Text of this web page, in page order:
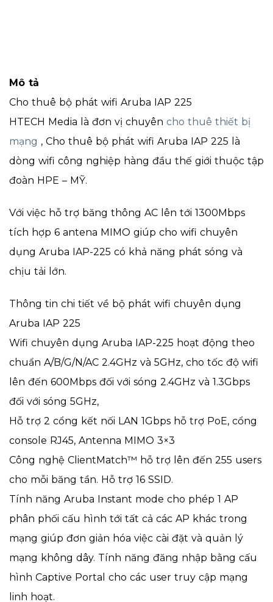
Mô tả
Cho thuê bộ phát wifi Aruba IAP 225
HTECH Media là đơn vị chuyên cho thuê thiết bị
mạng , Cho thuê bộ phát wifi Aruba IAP 225 là
dòng wifi công nghiệp hàng đầu thế giới thuộc tập
đoàn HPE – MỸ.
Với việc hỗ trợ băng thông AC lên tới 1300Mbps
tích hợp 6 antena MIMO giúp cho wifi chuyên
dụng Aruba IAP-225 có khả năng phát sóng và
chịu tải lớn.
Thông tin chi tiết về bộ phát wifi chuyên dụng
Aruba IAP 225
Wifi chuyên dụng Aruba IAP-225 hoạt động theo
chuẩn A/B/G/N/AC 2.4GHz và 5GHz, cho tốc độ wifi
lên đến 600Mbps đối với sóng 2.4GHz và 1.3Gbps
đối với sóng 5GHz,
Hỗ trợ 2 cổng kết nối LAN 1Gbps hỗ trợ PoE, cổng
console RJ45, Antenna MIMO 3×3
Công nghệ ClientMatch™ hỗ trợ lên đến 255 users
cho mỗi băng tần. Hỗ trợ 16 SSID.
Tính năng Aruba Instant mode cho phép 1 AP
phân phối cấu hình tới tất cả các AP khác trong
mạng giúp đơn giản hóa việc cài đặt và quản lý
mạng không dây. Tính năng đăng nhập bằng cấu
hình Captive Portal cho các user truy cập mạng
linh hoạt.